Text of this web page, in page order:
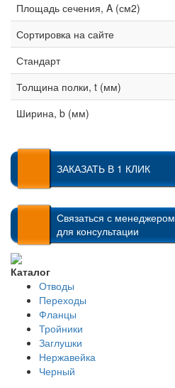
Площадь сечения, A (см2)
Сортировка на сайте
Стандарт
Толщина полки, t (мм)
Ширина, b (мм)
ЗАКАЗАТЬ В 1 КЛИК
Связаться с менеджером
для консультации
Каталог
Отводы
Переходы
Фланцы
Тройники
Заглушки
Нержавейка
Черный